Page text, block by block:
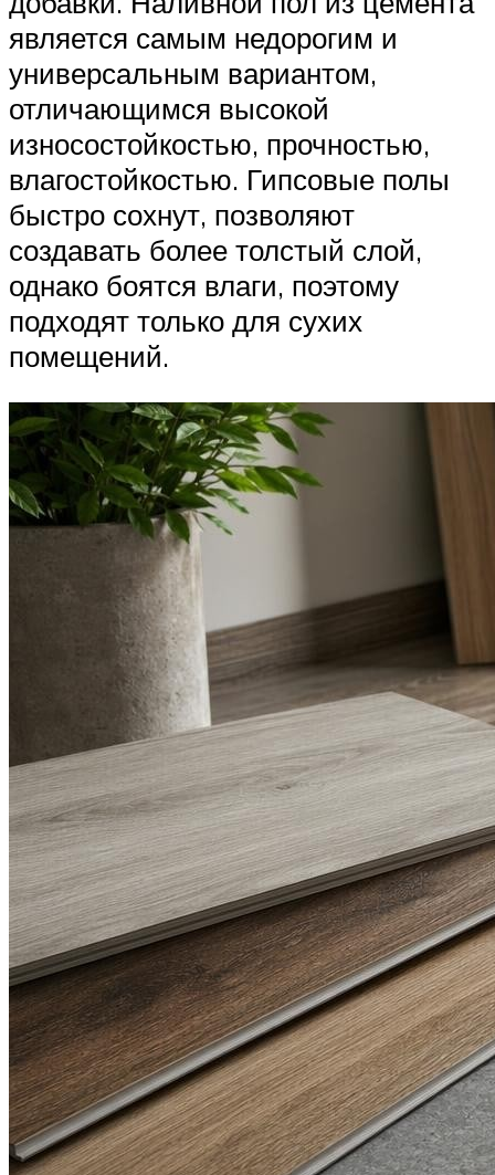
является самым недорогим и
универсальным вариантом,
отличающимся высокой
износостойкостью, прочностью,
влагостойкостью. Гипсовые полы
быстро сохнут, позволяют
создавать более толстый слой,
однако боятся влаги, поэтому
подходят только для сухих
помещений.